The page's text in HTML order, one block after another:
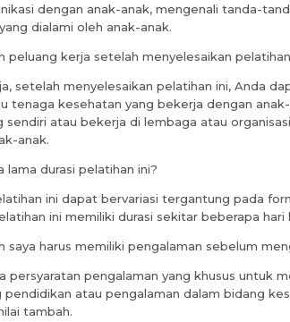
dengan anak-anak, mengenali tanda-
dialami oleh anak-anak.
peluang kerja setelah menyelesaikan
setelah menyelesaikan pelatihan ini, Anda
tenaga kesehatan yang bekerja dengan
sendiri atau bekerja di lembaga atau
anak.
lama durasi pelatihan ini?
ini dapat bervariasi tergantung pada
ini memiliki durasi sekitar beberapa hari
saya harus memiliki pengalaman sebelum
persyaratan pengalaman yang khusus untuk
pendidikan atau pengalaman dalam bidang
tambah.